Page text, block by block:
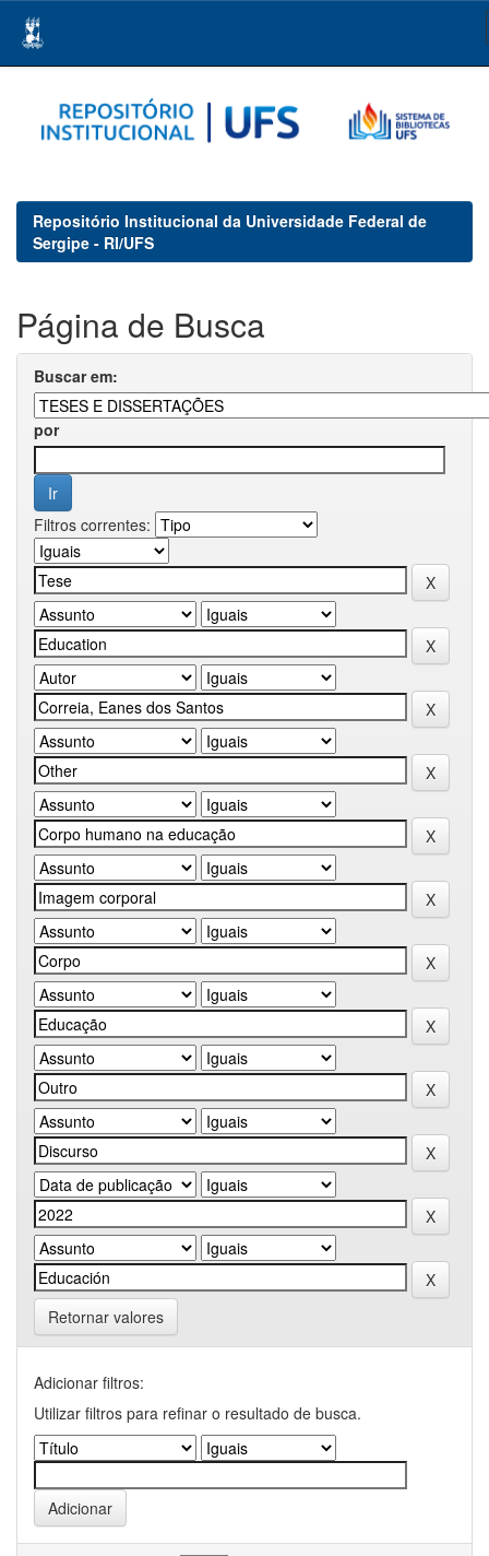
navigation
Repositório Institucional da Universidade Federal de
Sergipe - RI/UFS
Página de Busca
Buscar em:
por
Filtros correntes:
Retornar valores
Adicionar filtros:
Utilizar filtros para refinar o resultado de busca.